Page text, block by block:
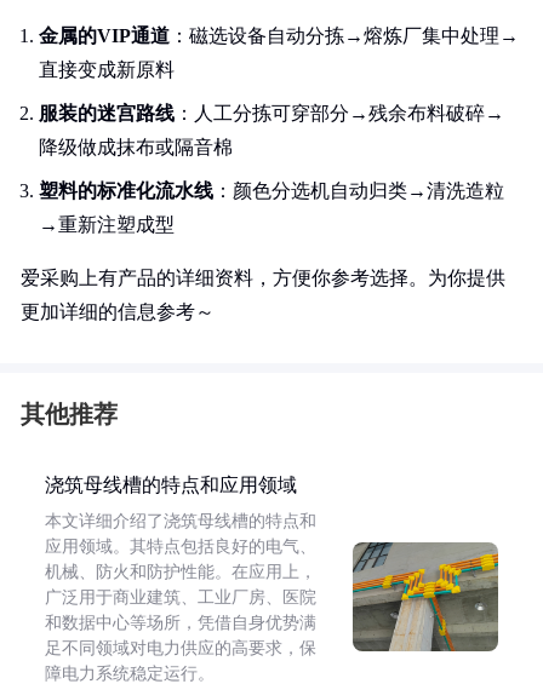
金属的VIP通道 ：磁选设备自动分拣→熔炼厂集中处理→
直接变成新原料
服装的迷宫路线 ：人工分拣可穿部分→残余布料破碎→
降级做成抹布或隔音棉
塑料的标准化流水线 ：颜色分选机自动归类→清洗造粒
→重新注塑成型
爱采购上有产品的详细资料，方便你参考选择。为你提供
更加详细的信息参考～
其他推荐
浇筑母线槽的特点和应用领域
本文详细介绍了浇筑母线槽的特点和
应用领域。其特点包括良好的电气、
机械、防火和防护性能。在应用上，
广泛用于商业建筑、工业厂房、医院
和数据中心等场所，凭借自身优势满
足不同领域对电力供应的高要求，保
障电力系统稳定运行。